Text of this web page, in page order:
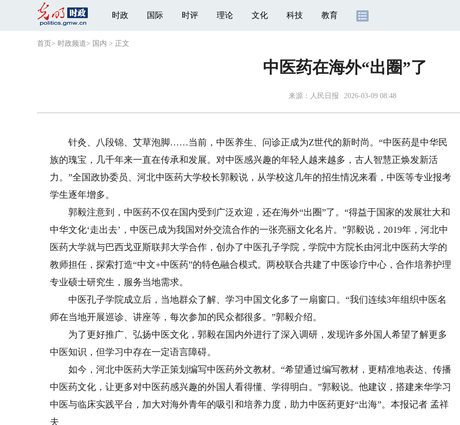
时政 国际 时评 理论 文化 科技 教育
首页 > 时政频道> 国内 > 正文
中医药在海外“出圈”了
来源： 人民日报 2026-03-09 08:48
针灸、八段锦、艾草泡脚……当前，中医养生、问诊正成为Z世代的新时尚。“中医药是中华民
族的瑰宝，几千年来一直在传承和发展。对中医感兴趣的年轻人越来越多，古人智慧正焕发新活
力。”全国政协委员、河北中医药大学校长郭毅说，从学校这几年的招生情况来看，中医等专业报考
学生逐年增多。
郭毅注意到，中医药不仅在国内受到广泛欢迎，还在海外“出圈”了。“得益于国家的发展壮大和
中华文化‘走出去’，中医已成为我国对外交流合作的一张亮丽文化名片。”郭毅说，2019年，河北中
医药大学就与巴西戈亚斯联邦大学合作，创办了中医孔子学院，学院中方院长由河北中医药大学的
教师担任，探索打造“中文+中医药”的特色融合模式。两校联合共建了中医诊疗中心，合作培养护理
专业硕士研究生，服务当地需求。
中医孔子学院成立后，当地群众了解、学习中国文化多了一扇窗口。“我们连续3年组织中医名
师在当地开展巡诊、讲座等，每次参加的民众都很多。”郭毅介绍。
为了更好推广、弘扬中医文化，郭毅在国内外进行了深入调研，发现许多外国人希望了解更多
中医知识，但学习中存在一定语言障碍。
如今，河北中医药大学正策划编写中医药外文教材。“希望通过编写教材，更精准地表达、传播
中医药文化，让更多对中医药感兴趣的外国人看得懂、学得明白。”郭毅说。他建议，搭建来华学习
中医与临床实践平台，加大对海外青年的吸引和培养力度，助力中医药更好“出海”。本报记者 孟祥
夫